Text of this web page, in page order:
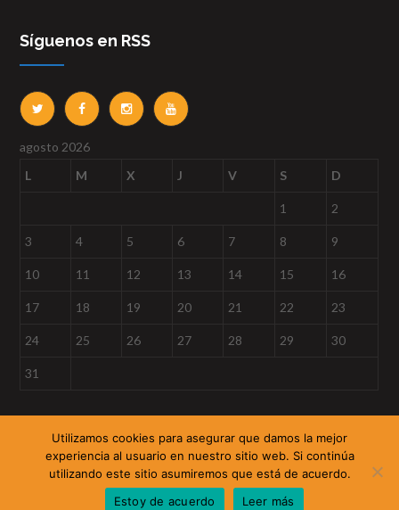
Síguenos en RSS
agosto 2026
L
M X J V S D
1 2
3 4 5 6 7 8 9
10 11 12 13 14 15 16
17 18 19 20 21 22 23
24 25 26 27 28 29 30
31
DELFAM Aviso legal Cookies
Contacto
Madrid / @2017
Utilizamos cookies para asegurar que damos la mejor
experiencia al usuario en nuestro sitio web. Si continúa
utilizando este sitio asumiremos que está de acuerdo.
Estoy de acuerdo
Leer más